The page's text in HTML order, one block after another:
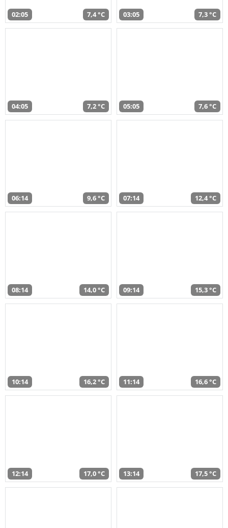
02:05 7,4 °C 03:05 7,3 °C
04:05 7,2 °C 05:05 7,6 °C
06:14 9,6 °C 07:14 12,4 °C
08:14 14,0 °C 09:14 15,3 °C
10:14 16,2 °C 11:14 16,6 °C
12:14 17,0 °C 13:14 17,5 °C